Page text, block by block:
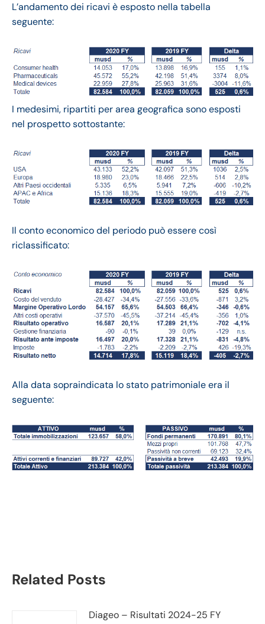
L’andamento dei ricavi è esposto nella tabella
seguente:
I medesimi, ripartiti per area geografica sono esposti
nel prospetto sottostante:
Il conto economico del periodo può essere così
riclassificato:
Alla data sopraindicata lo stato patrimoniale era il
seguente:
Related Posts
Diageo – Risultati 2024-25 FY